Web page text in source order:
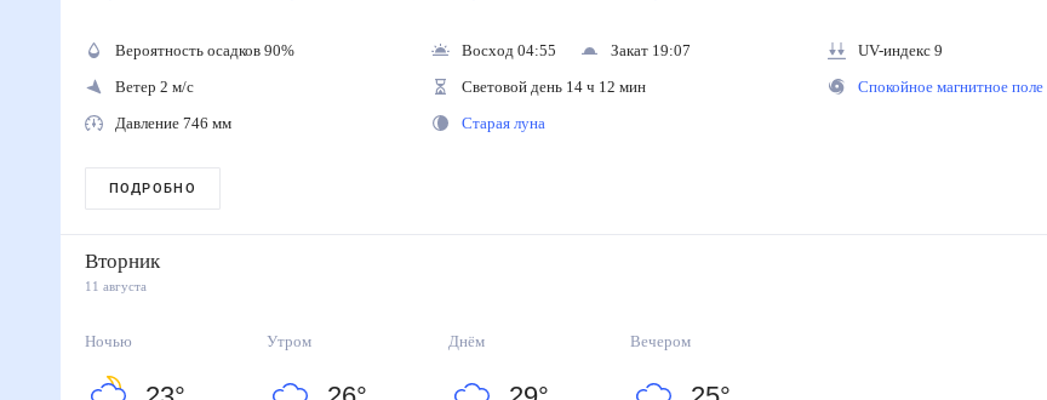
Вероятность осадков 90%
Ветер 2 м/с
Давление 746 мм
Восход 04:55
Закат 19:07
Световой день 14 ч 12 мин
Старая луна
UV-индекс 9
Спокойное магнитное поле
ПОДРОБНО
Вторник
11 августа
Ночью Утром Днём Вечером